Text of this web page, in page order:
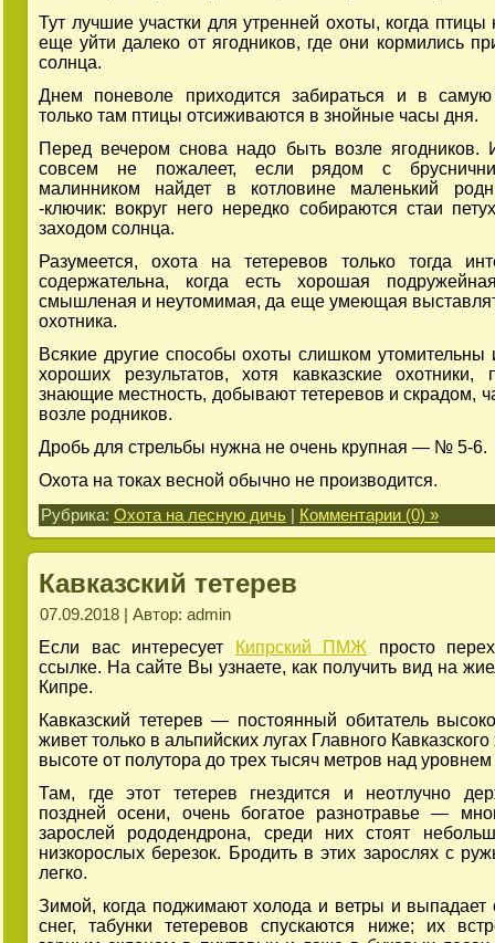
Тут лучшие участки для утренней охоты, когда птицы
еще уйти далеко от ягодников, где они кормились
солнца.
Днем поневоле приходится забираться и в
только там птицы отсиживаются в знойные часы дня.
Перед вечером снова надо быть возле ягодников.
совсем не пожалеет, если рядом с
малинником найдет в котловине маленький
-ключик: вокруг него нередко собираются стаи
заходом солнца.
Разумеется, охота на тетеревов только тогда
содержательна, когда есть хорошая
смышленая и неутомимая, да еще умеющая
охотника.
Всякие другие способы охоты слишком утомительны
хороших результатов, хотя кавказские охотники,
знающие местность, добывают тетеревов и скрадом,
возле родников.
Дробь для стрельбы нужна не очень крупная — № 5-6.
Охота на токах весной обычно не производится.
Рубрика: Охота на лесную дичь Комментарии (0) »
Кавказский тетерев
07.09.2018 | Автор: admin
Если вас интересует Кипрский ПМЖ просто
ссылке. На сайте Вы узнаете, как получить вид на
Кипре.
Кавказский тетерев — постоянный обитатель
живет только в альпийских лугах Главного
высоте от полутора до трех тысяч метров над
Там, где этот тетерев гнездится и неотлучно
поздней осени, очень богатое разнотравье —
зарослей рододендрона, среди них стоят
низкорослых березок. Бродить в этих зарослях с
легко.
Зимой, когда поджимают холода и ветры и выпадает
снег, табунки тетеревов спускаются ниже; их